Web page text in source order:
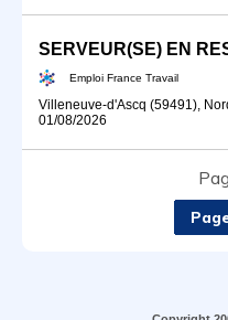
Emploi France Travail
Villeneuve-d'Ascq (59491),
01/08/2026